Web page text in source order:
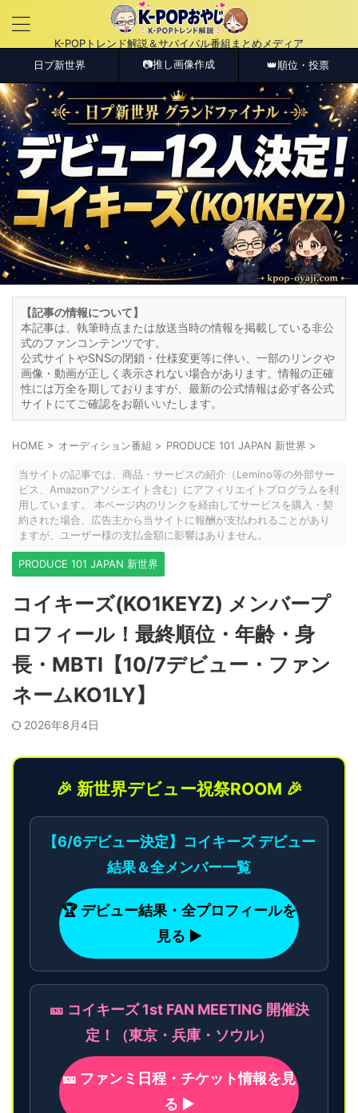
K-POPトレンド解説＆サバイバル番組まとめメディア
日プ新世界 📷推し画像作成 👑順位・投票
【記事の情報について】
本記事は、執筆時点または放送当時の情報を掲載している非公
式のファンコンテンツです。
公式サイトやSNSの閉鎖・仕様変更等に伴い、一部のリンクや
画像・動画が正しく表示されない場合があります。情報の正確
性には万全を期しておりますが、最新の公式情報は必ず各公式
サイトにてご確認をお願いいたします。
HOME > オーディション番組 > PRODUCE 101 JAPAN 新世界 >
当サイトの記事では、商品・サービスの紹介（Lemino等の外部サー
ビス、Amazonアソシエイト含む）にアフィリエイトプログラムを利
用しています。 本ページ内のリンクを経由してサービスを購入・契
約された場合、広告主から当サイトに報酬が支払われることがあり
ますが、ユーザー様の支払金額に影響はありません。
PRODUCE 101 JAPAN 新世界
コイキーズ(KO1KEYZ) メンバープ
ロフィール！最終順位・年齢・身
長・MBTI【10/7デビュー・ファン
ネームKO1LY】
2026年8月4日
🎉 新世界デビュー祝祭ROOM 🎉
【6/6デビュー決定】コイキーズ デビュー
結果＆全メンバー一覧
🏆 デビュー結果・全プロフィールを
見る ▶
🎫 コイキーズ 1st FAN MEETING 開催決
定！（東京・兵庫・ソウル）
🎫 ファンミ日程・チケット情報を見
る ▶